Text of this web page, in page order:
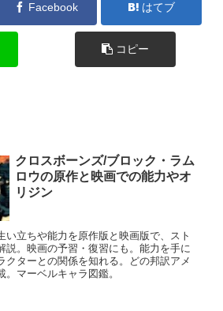
Facebook はてブ
コピー
クロスボーンズ/ブロック・ラム
ロウの原作と映画での能力やオ
リジン
い立ちや能力を原作版と映画版で、スト
説。映画の予習・復習にも。能力を手に
クターとの関係を知れる。どの邦訳アメ
マーベルキャラ図鑑。